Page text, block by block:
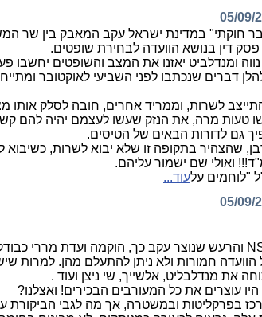
05/09/
חוקתי" במדינת ישראל עקב המאבק בין שר
פסק דין בנושא הוועדה לבחירת שופטים.
ומנדלביט יאזנו את המצב והשופטים יחשבו
דברים שנכתבו לפני השביעי לאוקטובר
לשרות, וממריד אחרים, חובה לסלק אותו
טעות מרה, את הנזק שעשו לעצמם יהיה להם
גם לדורות הבאים של הטיסים.
שהצהיר בתקופה זו שלא יבוא לשרות,
ואולי שם ישמור עליהם.
"לוחמים עלעוד...
05/09/
חמורות ולא ניתן להתעלם מהן. למרות
את מנדלבליט, אלשייך, שי ניצן ועוד .
עוצרים את כל המעורבים הבכירים! ואצלנו?
בפרקליטות ובמשטרה, אך מה לגבי